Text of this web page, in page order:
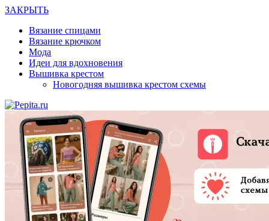
ЗАКРЫТЬ
Вязание спицами
Вязание крючком
Мода
Идеи для вдохновения
Вышивка крестом
Новогодняя вышивка крестом схемы